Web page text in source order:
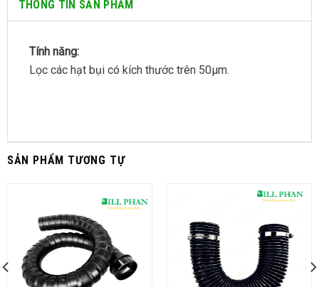
THÔNG TIN SẢN PHẨM
Tính năng:
Lọc các hạt bụi có kích thước trên 50μm.
SẢN PHẨM TƯƠNG TỰ